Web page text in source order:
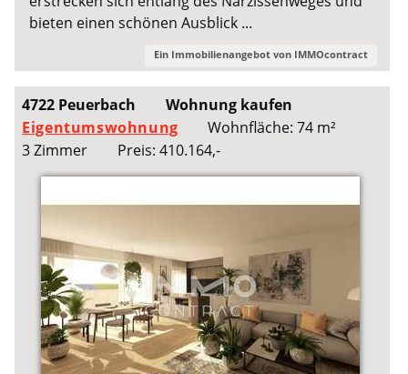
bieten einen schönen Ausblick ...
Ein Immobilienangebot von IMMOcontract
4722 Peuerbach
Wohnung kaufen
Eigentumswohnung
Wohnfläche: 74 m²
3 Zimmer
Preis: 410.164,-